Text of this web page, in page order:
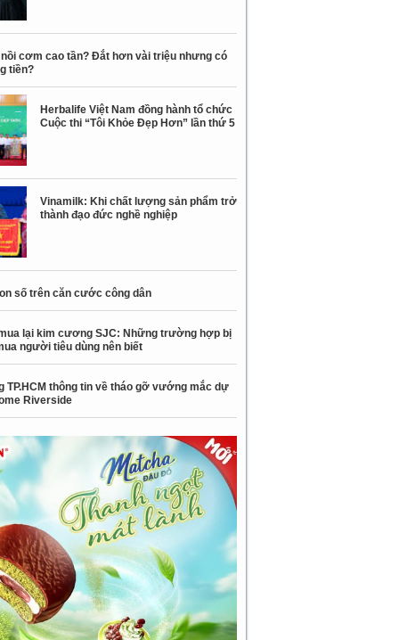
nồi cơm cao tần? Đắt hơn vài triệu nhưng có
tiền?
Herbalife Việt Nam đồng hành tổ chức
Cuộc thi “Tôi Khỏe Đẹp Hơn” lần thứ 5
Vinamilk: Khi chất lượng sản phẩm trở
thành đạo đức nghề nghiệp
số trên căn cước công dân
lại kim cương SJC: Những trường hợp bị
người tiêu dùng nên biết
TP.HCM thông tin về tháo gỡ vướng mắc dự
Riverside